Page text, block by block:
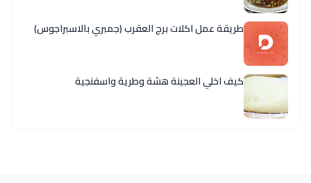
طريقة عمل اكلات برج العقرب (جمبري بالاسبراجوس)
كيف اخلي العجينة هشة وطرية واسفنجية